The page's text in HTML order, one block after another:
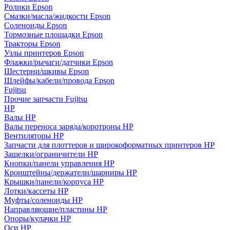
Ролики Epson
Смазки/масла/жидкости Epson
Соленоиды Epson
Тормозные площадки Epson
Тракторы Epson
Узлы принтеров Epson
Флажки/рычаги/датчики Epson
Шестерни/шкивы Epson
Шлейфы/кабели/провода Epson
Fujitsu
Прочие запчасти Fujitsu
HP
Валы HP
Валы переноса заряда/коротроны HP
Вентиляторы HP
Запчасти для плоттеров и широкоформатных принтеров HP
Защелки/ограничители HP
Кнопки/панели управления HP
Кронштейны/держатели/шарниры HP
Крышки/панели/корпуса HP
Лотки/кассеты HP
Муфты/соленоиды HP
Направляющие/пластины HP
Опоры/кулачки HP
Оси HP